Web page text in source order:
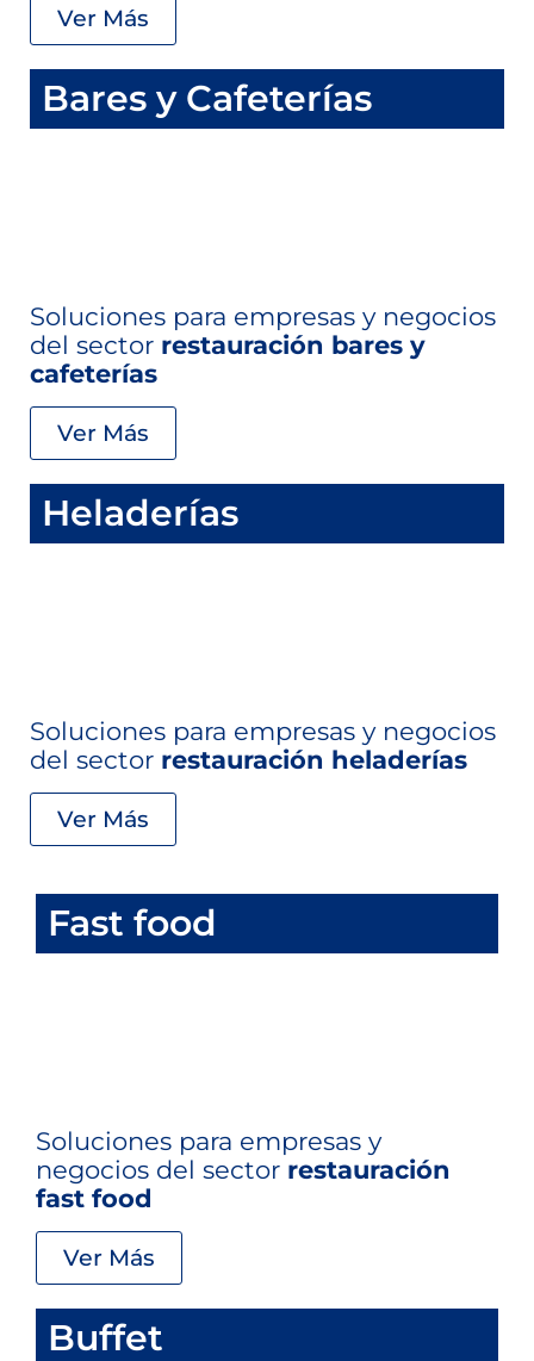
Ver Más
Bares y Cafeterías
Soluciones para empresas y negocios
del sector restauración bares y
cafeterías
Ver Más
Heladerías
Soluciones para empresas y negocios
del sector restauración heladerías
Ver Más
Fast food
Soluciones para empresas y
negocios del sector restauración
fast food
Ver Más
Buffet